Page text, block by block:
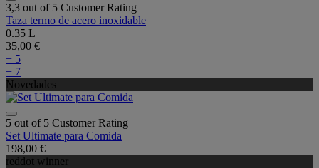
3,3 out of 5 Customer Rating
Taza termo de acero inoxidable
0.35 L
35,00 €
+ 5
+ 7
Novedades
5 out of 5 Customer Rating
Set Ultimate para Comida
198,00 €
reddot winner